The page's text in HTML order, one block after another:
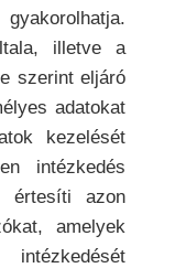
illetve a
szerint eljáró
adatokat
kezelését
intézkedés
értesíti azon
amelyek